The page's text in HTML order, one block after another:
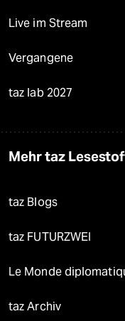
Live im Stream
Vergangene
taz lab 2027
Mehr taz
taz Blogs
taz FUTURZWEI
Le Monde
taz Archiv